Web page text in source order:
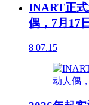
INART正式
偶，7月17
8 07.15